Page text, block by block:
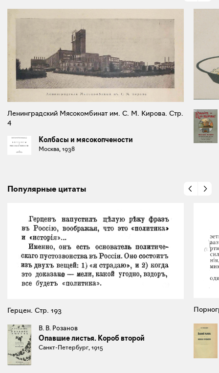
Ленинградский Мясокомбинат им. С. М. Кирова. Стр.
4
Колбасы и мясокопчености
Москва, 1938
Популярные цитаты
Герцен. Стр. 193
В. В. Розанов
Опавшие листья. Короб второй
Санкт-Петербург, 1915